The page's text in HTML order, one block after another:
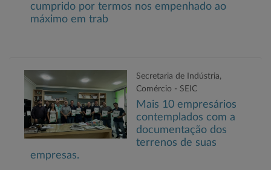
cumprido por termos nos empenhado ao
máximo em trab
Secretaria de Indústria,
Comércio - SEIC
Mais 10 empresários
contemplados com a
documentação dos
terrenos de suas
empresas.